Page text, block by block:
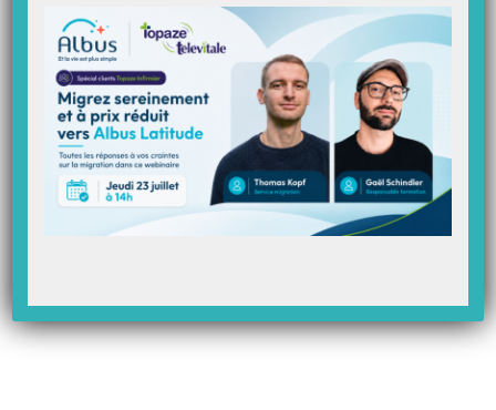
Article Précédent
Gestion du MCI (majoration de
coordination infirmier).
Prochain Article
Comment mettre un mot de
passe à l’ouverture de Topaze ?